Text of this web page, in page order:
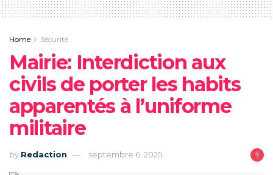
Home Sécurité
Mairie: Interdiction aux
civils de porter les habits
apparentés à l’uniforme
militaire
by Redaction septembre 6, 2025